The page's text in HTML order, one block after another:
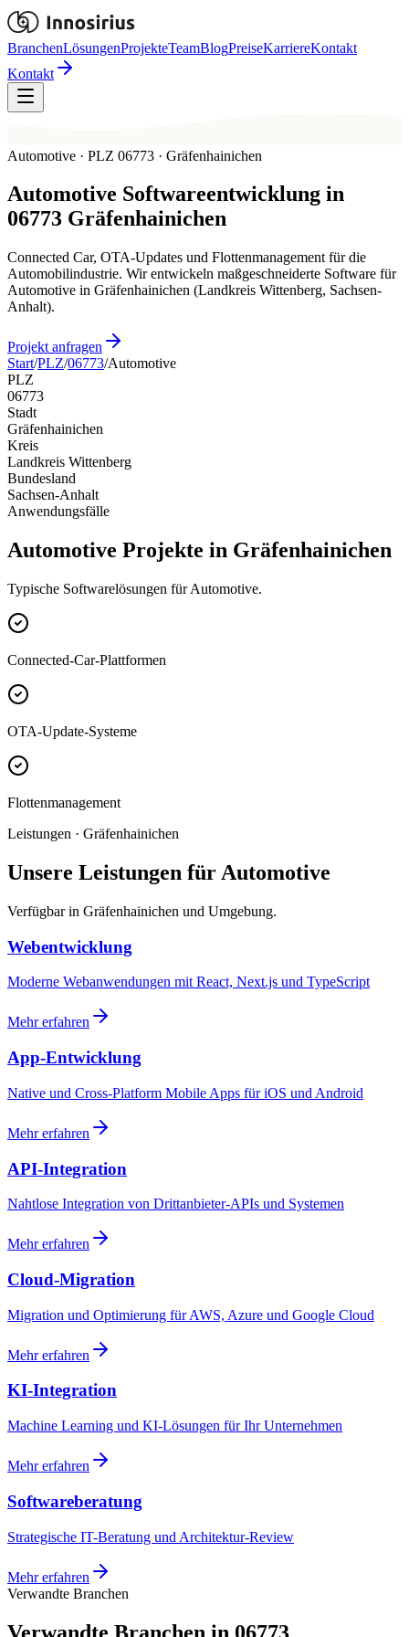
BranchenLösungenProjekteTeamBlogPreiseKarriereKontakt
Kontakt
Automotive · PLZ 06773 · Gräfenhainichen
Automotive Softwareentwicklung in
06773 Gräfenhainichen
Connected Car, OTA-Updates und Flottenmanagement für die
Automobilindustrie. Wir entwickeln maßgeschneiderte Software für
Automotive in Gräfenhainichen (Landkreis Wittenberg, Sachsen-
Anhalt).
Projekt anfragen
Start/PLZ/06773/Automotive
PLZ
06773
Stadt
Gräfenhainichen
Kreis
Landkreis Wittenberg
Bundesland
Sachsen-Anhalt
Anwendungsfälle
Automotive Projekte in Gräfenhainichen
Typische Softwarelösungen für Automotive.
Connected-Car-Plattformen
OTA-Update-Systeme
Flottenmanagement
Leistungen · Gräfenhainichen
Unsere Leistungen für Automotive
Verfügbar in Gräfenhainichen und Umgebung.
Webentwicklung
Moderne Webanwendungen mit React, Next.js und TypeScript
Mehr erfahren
App-Entwicklung
Native und Cross-Platform Mobile Apps für iOS und Android
Mehr erfahren
API-Integration
Nahtlose Integration von Drittanbieter-APIs und Systemen
Mehr erfahren
Cloud-Migration
Migration und Optimierung für AWS, Azure und Google Cloud
Mehr erfahren
KI-Integration
Machine Learning und KI-Lösungen für Ihr Unternehmen
Mehr erfahren
Softwareberatung
Strategische IT-Beratung und Architektur-Review
Mehr erfahren
Verwandte Branchen
Verwandte Branchen in 06773